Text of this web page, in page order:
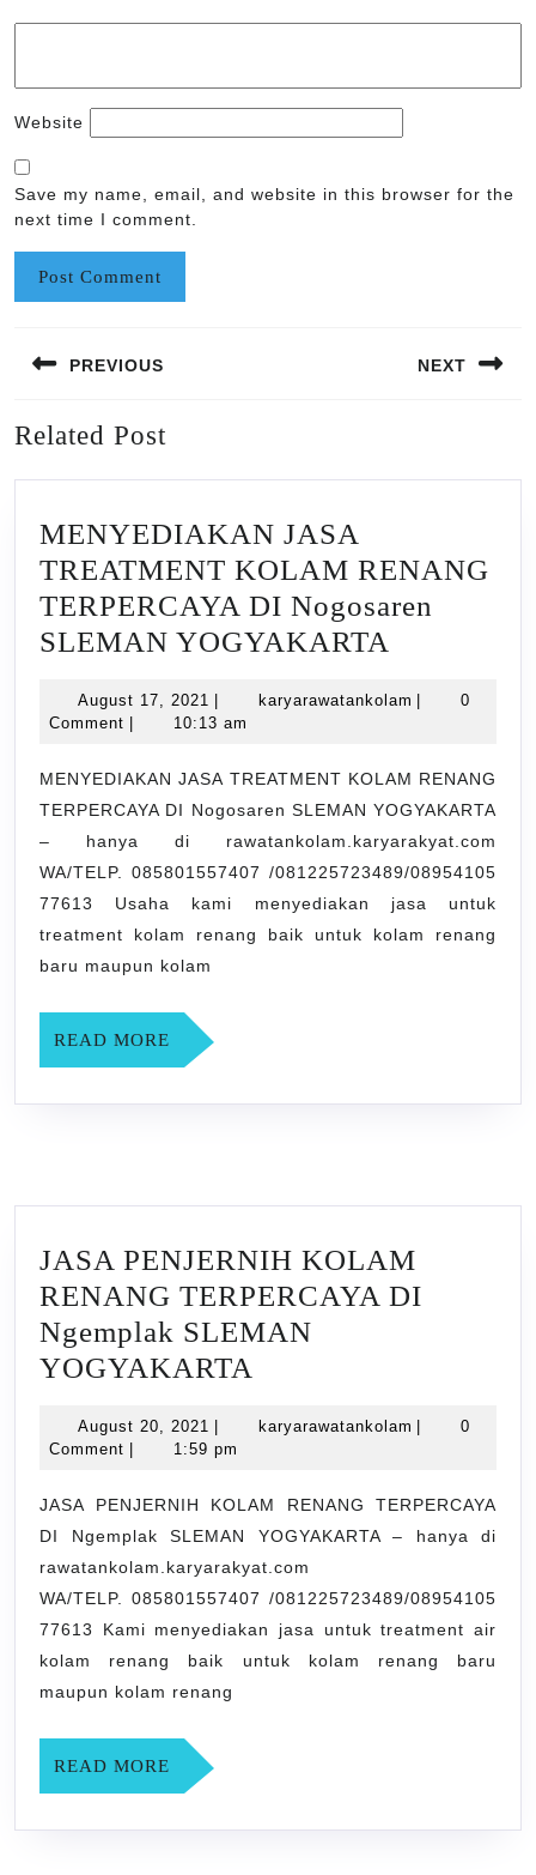
Website
Save my name, email, and website in this browser for the
next time I comment.
navigation
PREVIOUS
post:
NEXT
Related Post
MENYEDIAKAN JASA
TREATMENT KOLAM RENANG
TERPERCAYA DI Nogosaren
SLEMAN YOGYAKARTA
RENANG
DI
Nogosaren
SLEMAN
August 17, 2021 August
17,
| karyarawatankolam |
0
Comment | 10:13 am
MENYEDIAKAN JASA TREATMENT KOLAM RENANG
TERPERCAYA DI Nogosaren SLEMAN YOGYAKARTA
– hanya di rawatankolam.karyarakyat.com
WA/TELP. 085801557407 /081225723489/08954105
77613 Usaha kami menyediakan jasa untuk
treatment kolam renang baik untuk kolam renang
baru maupun kolam
READ MORE READ
MORE
JASA PENJERNIH KOLAM
RENANG TERPERCAYA DI
Ngemplak SLEMAN
YOGYAKARTA
KOLAM
TERPERCAYA
DI
Ngemplak
SLEMAN
YOGYAKARTA
August 20, 2021 August
20,
karyarawatankolam
0
Comment
1:59 pm
JASA PENJERNIH KOLAM RENANG TERPERCAYA
DI Ngemplak SLEMAN YOGYAKARTA – hanya di
rawatankolam.karyarakyat.com
WA/TELP. 085801557407 /081225723489/08954105
77613 Kami menyediakan jasa untuk treatment air
kolam renang baik untuk kolam renang baru
maupun kolam renang
READ MORE READ
MORE